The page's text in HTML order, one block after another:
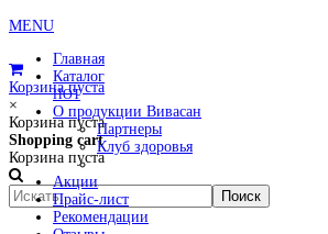
Корзина пуста
×
Корзина пуста
Shopping cart
Корзина пуста
MENU
Главная
Каталог
HOT
О продукции Вивасан
Партнеры
Клуб здоровья
Акции
Прайс-лист
Рекомендации